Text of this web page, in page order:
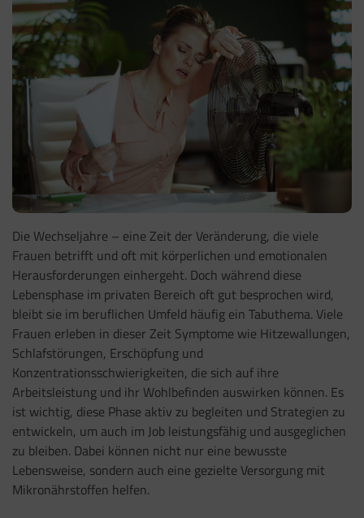
Die Wechseljahre – eine Zeit der Veränderung, die viele
Frauen betrifft und oft mit körperlichen und emotionalen
Herausforderungen einhergeht. Doch während diese
Lebensphase im privaten Bereich oft gut besprochen wird,
bleibt sie im beruflichen Umfeld häufig ein Tabuthema. Viele
Frauen erleben in dieser Zeit Symptome wie Hitzewallungen,
Schlafstörungen, Erschöpfung und
Konzentrationsschwierigkeiten, die sich auf ihre
Arbeitsleistung und ihr Wohlbefinden auswirken können. Es
ist wichtig, diese Phase aktiv zu begleiten und Strategien zu
entwickeln, um auch im Job leistungsfähig und ausgeglichen
zu bleiben. Dabei können nicht nur eine bewusste
Lebensweise, sondern auch eine gezielte Versorgung mit
Mikronährstoffen helfen.